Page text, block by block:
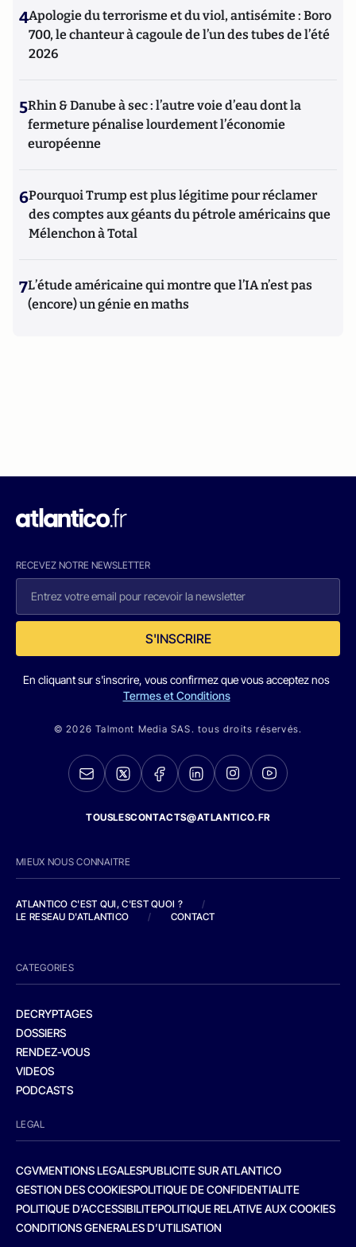
4Apologie du terrorisme et du viol, antisémite : Boro
700, le chanteur à cagoule de l’un des tubes de l’été
2026
5Rhin & Danube à sec : l’autre voie d’eau dont la
fermeture pénalise lourdement l’économie
européenne
6Pourquoi Trump est plus légitime pour réclamer
des comptes aux géants du pétrole américains que
Mélenchon à Total
7L’étude américaine qui montre que l’IA n’est pas
(encore) un génie en maths
RECEVEZ NOTRE NEWSLETTER
S'INSCRIRE
En cliquant sur s'inscrire, vous confirmez que vous acceptez nos
Termes et Conditions
© 2026 Talmont Media SAS. tous droits réservés.
TOUSLESCONTACTS@ATLANTICO.FR
MIEUX NOUS CONNAITRE
ATLANTICO C'EST QUI, C'EST QUOI ?
/
LE RESEAU D'ATLANTICO
/ CONTACT
CATEGORIES
DECRYPTAGES
DOSSIERS
RENDEZ-VOUS
VIDEOS
PODCASTS
LEGAL
CGVMENTIONS LEGALESPUBLICITE SUR ATLANTICO
GESTION DES COOKIESPOLITIQUE DE CONFIDENTIALITE
POLITIQUE D’ACCESSIBILITEPOLITIQUE RELATIVE AUX COOKIES
CONDITIONS GENERALES D’UTILISATION